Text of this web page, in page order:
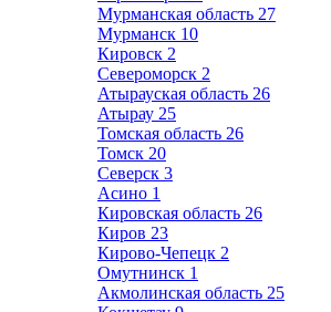
Мурманская область 27
Мурманск 10
Кировск 2
Североморск 2
Атырауская область 26
Атырау 25
Томская область 26
Томск 20
Северск 3
Асино 1
Кировская область 26
Киров 23
Кирово-Чепецк 2
Омутнинск 1
Акмолинская область 25